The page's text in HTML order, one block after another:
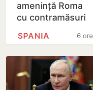
amenință Roma
cu contramăsuri
renunță la
frontieră pentru…
6 ore
SPANIA